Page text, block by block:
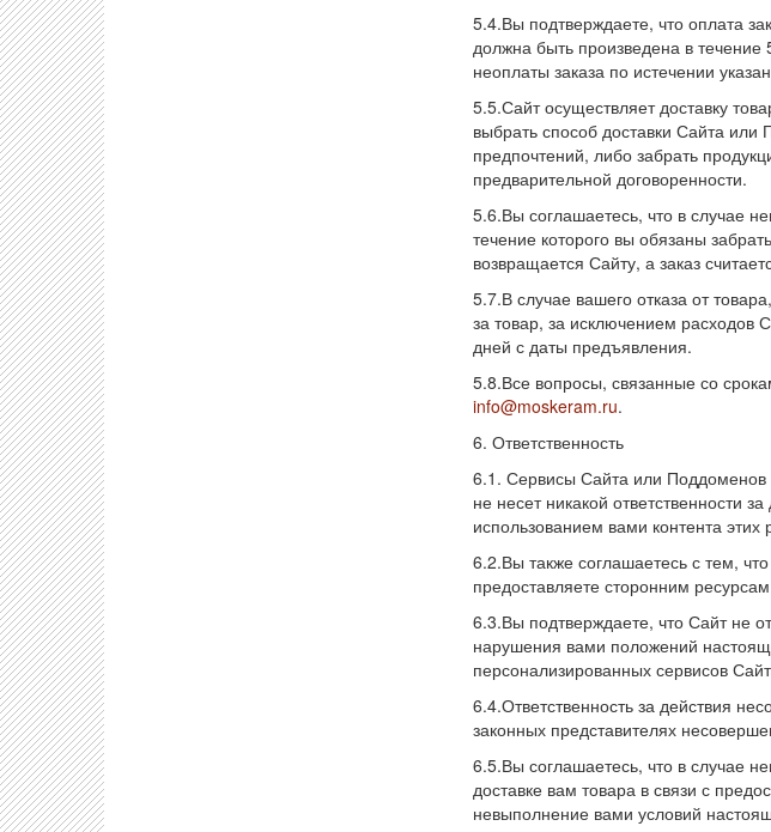
5.4.Вы подтверждаете, что оплата
должна быть произведена в
неоплаты заказа по истечении
5.5.Сайт осуществляет доставку
выбрать способ доставки Сайта или
предпочтений, либо забрать
предварительной договоренности.
5.6.Вы соглашаетесь, что в случае
течение которого вы обязаны
возвращается Сайту, а заказ
5.7.В случае вашего отказа от
за товар, за исключением расходов
дней с даты предъявления.
5.8.Все вопросы, связанные со
info@moskeram.ru.
6. Ответственность
6.1. Сервисы Сайта или Поддоменов
не несет никакой ответственности
использованием вами контента этих
6.2.Вы также соглашаетесь с тем,
предоставляете сторонним
6.3.Вы подтверждаете, что Сайт не
нарушения вами положений
персонализированных сервисов
6.4.Ответственность за действия
законных представителях
6.5.Вы соглашаетесь, что в случае
доставке вам товара в связи с
невыполнение вами условий